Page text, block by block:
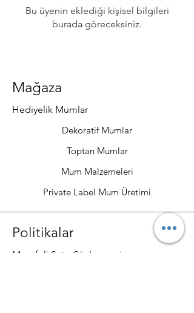
Bu üyenin eklediği kişisel bilgileri
burada göreceksiniz.
Mağaza
Hediyelik Mumlar
Dekoratif Mumlar
Toptan Mumlar
Mum Malzemeleri
Private Label Mum Üretimi
Politikalar
Mesafeli Satış Sözleşmesi